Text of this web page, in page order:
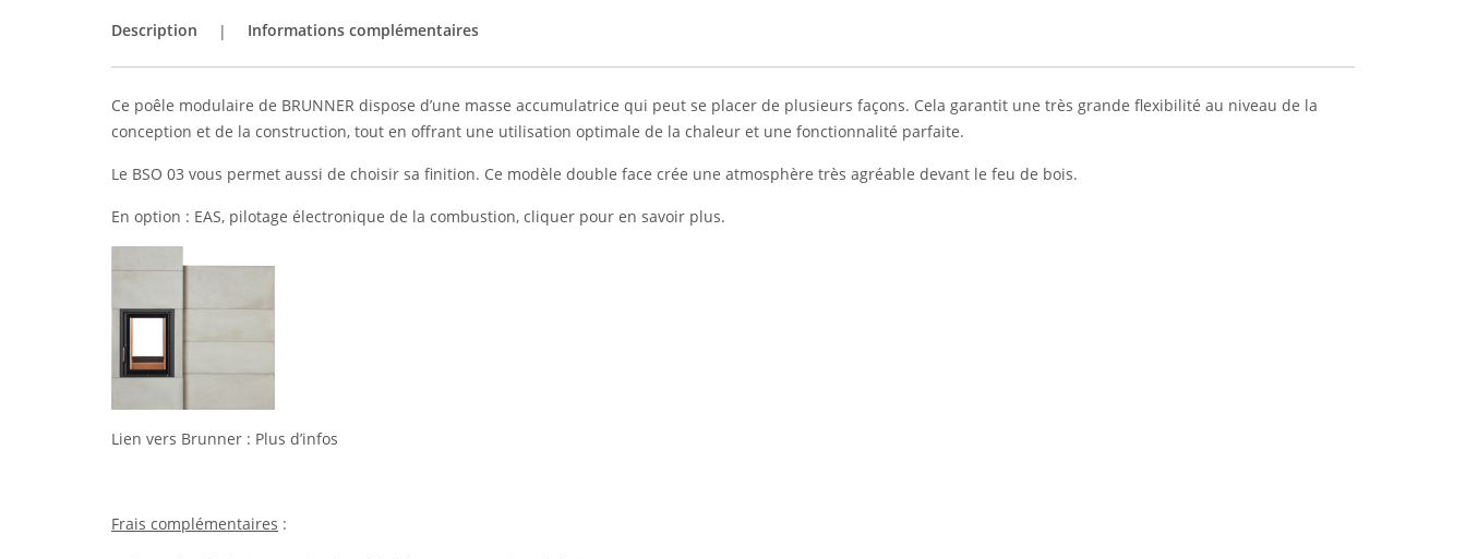
Description Informations complémentaires
Ce poêle modulaire de BRUNNER dispose d’une masse accumulatrice qui peut se placer de plusieurs façons. Cela garantit une très grande flexibilité au niveau de la
conception et de la construction, tout en offrant une utilisation optimale de la chaleur et une fonctionnalité parfaite.
Le BSO 03 vous permet aussi de choisir sa finition. Ce modèle double face crée une atmosphère très agréable devant le feu de bois.
En option : EAS, pilotage électronique de la combustion, cliquer pour en savoir plus.
Lien vers Brunner : Plus d’infos
Frais complémentaires :